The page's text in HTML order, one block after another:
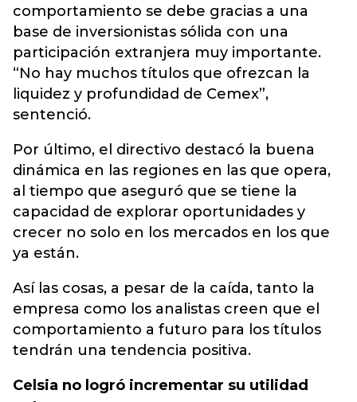
comportamiento se debe gracias a una
base de inversionistas sólida con una
participación extranjera muy importante.
“No hay muchos títulos que ofrezcan la
liquidez y profundidad de Cemex”,
sentenció.
Por último, el directivo destacó la buena
dinámica en las regiones en las que opera,
al tiempo que aseguró que se tiene la
capacidad de explorar oportunidades y
crecer no solo en los mercados en los que
ya están.
Así las cosas, a pesar de la caída, tanto la
empresa como los analistas creen que el
comportamiento a futuro para los títulos
tendrán una tendencia positiva.
Celsia no logró incrementar su utilidad